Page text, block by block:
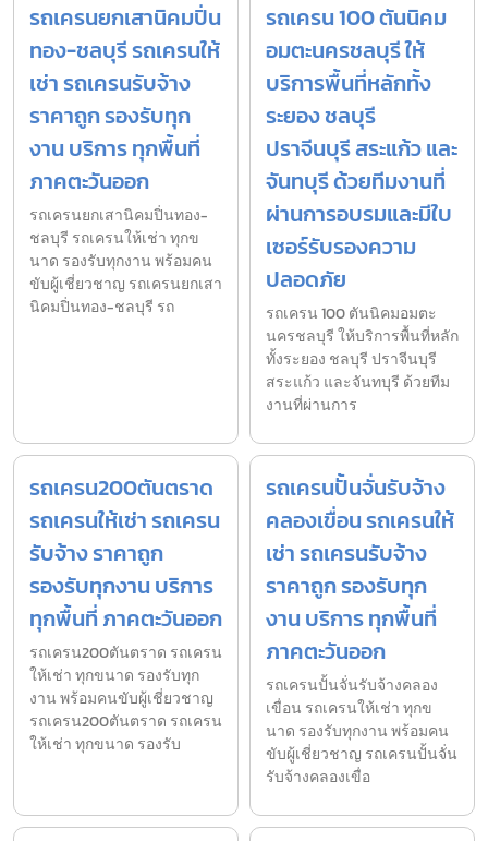
รถเครนยกเสานิคมปิ่น
ทอง-ชลบุรี รถเครนให้
เช่า รถเครนรับจ้าง
ราคาถูก รองรับทุก
งาน บริการ ทุกพื้นที่
ภาคตะวันออก
รถเครนยกเสานิคมปิ่นทอง-
ชลบุรี รถเครนให้เช่า ทุกข
นาด รองรับทุกงาน พร้อมคน
ขับผู้เชี่ยวชาญ รถเครนยกเสา
นิคมปิ่นทอง-ชลบุรี รถ
รถเครน 100 ตันนิคม
อมตะนครชลบุรี ให้
บริการพื้นที่หลักทั้ง
ระยอง ชลบุรี
ปราจีนบุรี สระแก้ว และ
จันทบุรี ด้วยทีมงานที่
ผ่านการอบรมและมีใบ
เซอร์รับรองความ
ปลอดภัย
รถเครน 100 ตันนิคมอมตะ
นครชลบุรี ให้บริการพื้นที่หลัก
ทั้งระยอง ชลบุรี ปราจีนบุรี
สระแก้ว และจันทบุรี ด้วยทีม
งานที่ผ่านการ
รถเครน200ตันตราด
รถเครนให้เช่า รถเครน
รับจ้าง ราคาถูก
รองรับทุกงาน บริการ
ทุกพื้นที่ ภาคตะวันออก
รถเครน200ตันตราด รถเครน
ให้เช่า ทุกขนาด รองรับทุก
งาน พร้อมคนขับผู้เชี่ยวชาญ
รถเครน200ตันตราด รถเครน
ให้เช่า ทุกขนาด รองรับ
รถเครนปั้นจั่นรับจ้าง
คลองเขื่อน รถเครนให้
เช่า รถเครนรับจ้าง
ราคาถูก รองรับทุก
งาน บริการ ทุกพื้นที่
ภาคตะวันออก
รถเครนปั้นจั่นรับจ้างคลอง
เขื่อน รถเครนให้เช่า ทุกข
นาด รองรับทุกงาน พร้อมคน
ขับผู้เชี่ยวชาญ รถเครนปั้นจั่น
รับจ้างคลองเขื่อ